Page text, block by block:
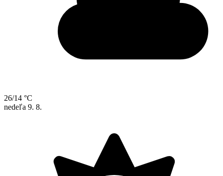
26/14 °C
nedeľa 9. 8.